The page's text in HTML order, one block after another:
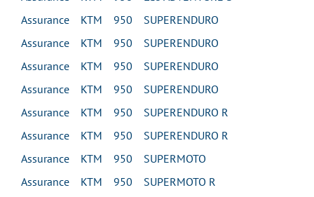
Assurance KTM 950 SUPERENDURO
Assurance KTM 950 SUPERENDURO
Assurance KTM 950 SUPERENDURO
Assurance KTM 950 SUPERENDURO
Assurance KTM 950 SUPERENDURO R
Assurance KTM 950 SUPERENDURO R
Assurance KTM 950 SUPERMOTO
Assurance KTM 950 SUPERMOTO R